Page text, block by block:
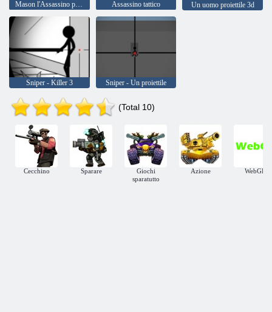
Assassino tattico Un uomo proiettile 3d
Sniper - Killer 3 Sniper - Un proiettile
(Total 10)
Cecchino Sparare
Giochi
sparatutto
Azione WebGL